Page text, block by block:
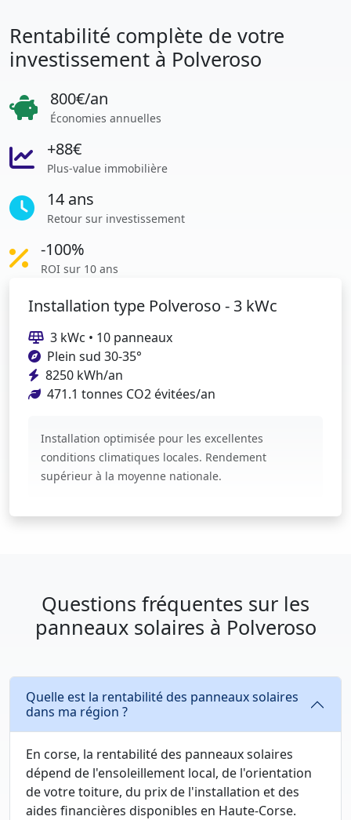
Rentabilité complète de votre
investissement à Polveroso
800€/an
Économies annuelles
+88€
Plus-value immobilière
14 ans
Retour sur investissement
-100%
ROI sur 10 ans
Installation type Polveroso - 3 kWc
3 kWc • 10 panneaux
Plein sud 30-35°
8250 kWh/an
471.1 tonnes CO2 évitées/an
Installation optimisée pour les excellentes
conditions climatiques locales. Rendement
supérieur à la moyenne nationale.
Questions fréquentes sur les
panneaux solaires à Polveroso
Quelle est la rentabilité des panneaux solaires
dans ma région ?
En corse, la rentabilité des panneaux solaires
dépend de l'ensoleillement local, de l'orientation
de votre toiture, du prix de l'installation et des
aides financières disponibles en Haute-Corse.